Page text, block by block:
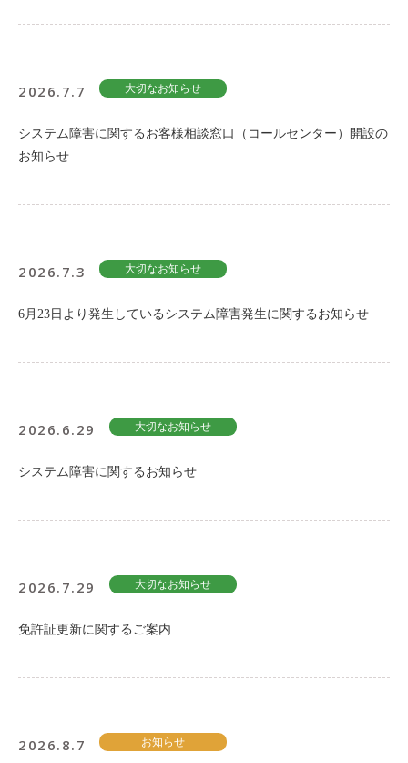
2026.7.7 大切なお知らせ
システム障害に関するお客様相談窓口（コールセンター）開設の
お知らせ
2026.7.3 大切なお知らせ
6月23日より発生しているシステム障害発生に関するお知らせ
2026.6.29 大切なお知らせ
システム障害に関するお知らせ
2026.7.29 大切なお知らせ
免許証更新に関するご案内
2026.8.7 お知らせ